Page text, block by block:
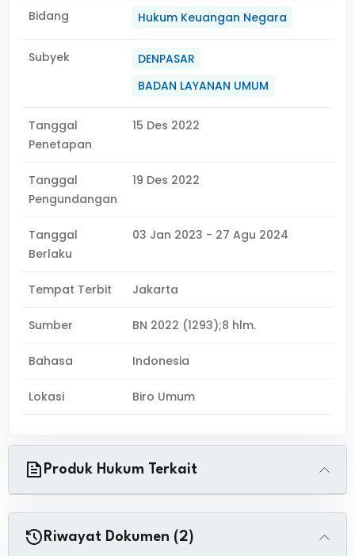
Bidang Hukum Keuangan Negara
Subyek
DENPASAR
BADAN LAYANAN UMUM
Tanggal
Penetapan
15 Des 2022
Tanggal
Pengundangan
19 Des 2022
Tanggal
Berlaku
03 Jan 2023 - 27 Agu 2024
Tempat Terbit Jakarta
Sumber BN 2022 (1293);8 hlm.
Bahasa Indonesia
Lokasi Biro Umum
Produk Hukum Terkait
Riwayat Dokumen (2)